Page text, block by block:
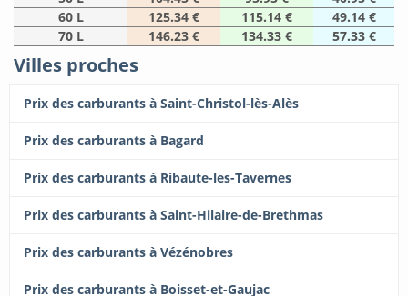
60 L
125.34 € 115.14 €
49.14 €
70 L
146.23 € 134.33 € 57.33 €
Villes proches
Prix des carburants à Saint-Christol-lès-Alès
Prix des carburants à Bagard
Prix des carburants à Ribaute-les-Tavernes
Prix des carburants à Saint-Hilaire-de-Brethmas
Prix des carburants à Vézénobres
Prix des carburants à Boisset-et-Gaujac